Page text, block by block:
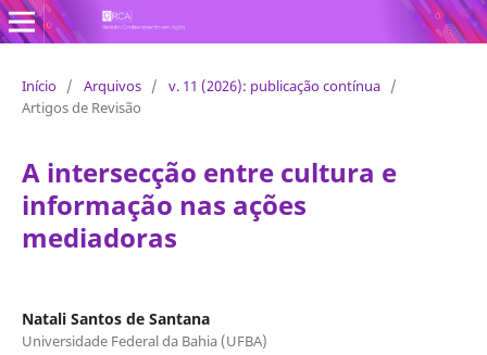
Revista Conhecimento em Ação
Início / Arquivos / v. 11 (2026): publicação contínua /
Artigos de Revisão
A intersecção entre cultura e
informação nas ações
mediadoras
Natali Santos de Santana
Universidade Federal da Bahia (UFBA)